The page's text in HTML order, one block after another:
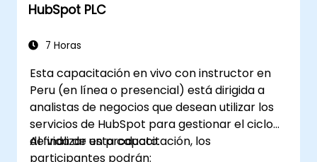
HubSpot PLC
7 Horas
Esta capacitación en vivo con instructor en
Peru (en línea o presencial) está dirigida a
analistas de negocios que desean utilizar los
servicios de HubSpot para gestionar el ciclo
de vida de un producto.
Al finalizar esta capacitación, los
participantes podrán: